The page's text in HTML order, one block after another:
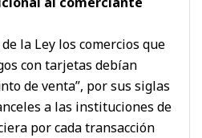
la Ley los comercios que
con tarjetas debían
de venta”, por sus siglas
a las instituciones de
por cada transacción